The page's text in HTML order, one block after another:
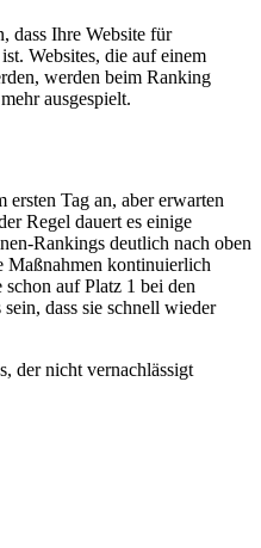
dass Ihre Website für
Websites, die auf einem
werden beim Ranking
ausgespielt.
ersten Tag an, aber erwarten
Regel dauert es einige
Rankings deutlich nach oben
Maßnahmen kontinuierlich
auf Platz 1 bei den
dass sie schnell wieder
der nicht vernachlässigt